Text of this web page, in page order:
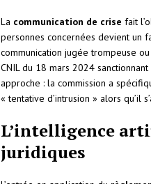
La communication de crise fait
personnes concernées devient un
communication jugée trompeuse
CNIL du 18 mars 2024
approche : la commission a
« tentative d’intrusion » alors qu’il
L’intelligence
juridiques